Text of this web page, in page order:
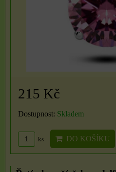
215 Kč
Dostupnost: Skladem
ks DO KOŠÍKU